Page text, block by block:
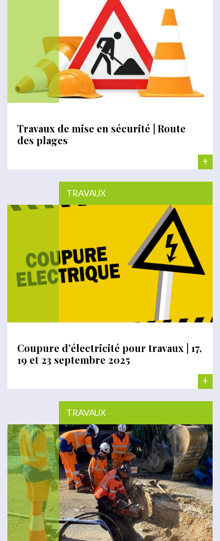
Travaux de mise en sécurité | Route
des plages
+
TRAVAUX
Coupure d’électricité pour travaux | 17,
19 et 23 septembre 2025
+
TRAVAUX